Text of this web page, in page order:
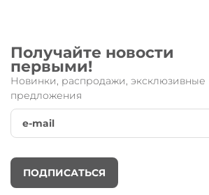
Получайте новости
первыми!
Новинки, распродажи, эксклюзивные
предложения
ПОДПИСАТЬСЯ